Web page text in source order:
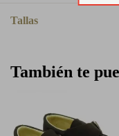
Tallas
También te